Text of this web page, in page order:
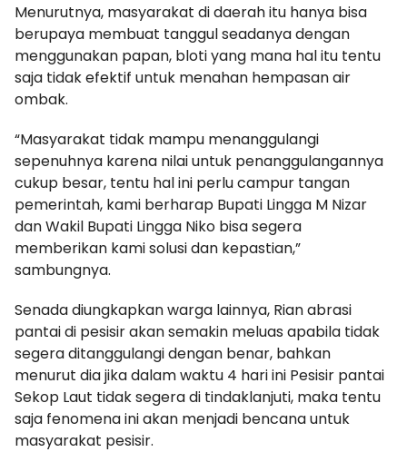
Menurutnya, masyarakat di daerah itu hanya bisa
berupaya membuat tanggul seadanya dengan
menggunakan papan, bloti yang mana hal itu tentu
saja tidak efektif untuk menahan hempasan air
ombak.
“Masyarakat tidak mampu menanggulangi
sepenuhnya karena nilai untuk penanggulangannya
cukup besar, tentu hal ini perlu campur tangan
pemerintah, kami berharap Bupati Lingga M Nizar
dan Wakil Bupati Lingga Niko bisa segera
memberikan kami solusi dan kepastian,”
sambungnya.
Senada diungkapkan warga lainnya, Rian abrasi
pantai di pesisir akan semakin meluas apabila tidak
segera ditanggulangi dengan benar, bahkan
menurut dia jika dalam waktu 4 hari ini Pesisir pantai
Sekop Laut tidak segera di tindaklanjuti, maka tentu
saja fenomena ini akan menjadi bencana untuk
masyarakat pesisir.